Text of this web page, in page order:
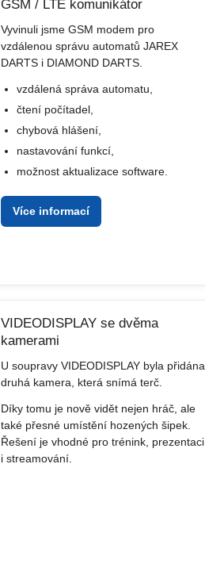
GSM / LTE komunikátor
Vyvinuli jsme GSM modem pro
vzdálenou správu automatů JAREX
DARTS i DIAMOND DARTS.
vzdálená správa automatu,
čtení počítadel,
chybová hlášení,
nastavování funkcí,
možnost aktualizace software.
Více informací
VIDEODISPLAY se dvěma
kamerami
U soupravy VIDEODISPLAY byla přidána
druhá kamera, která snímá terč.
Díky tomu je nově vidět nejen hráč, ale
také přesné umístění hozených šipek.
Řešení je vhodné pro trénink, prezentaci
i streamování.